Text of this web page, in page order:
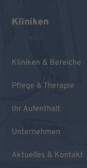
Kliniken
Kliniken & Bereiche
Pflege & Therapie
Ihr Aufenthalt
Unternehmen
Aktuelles & Kontakt